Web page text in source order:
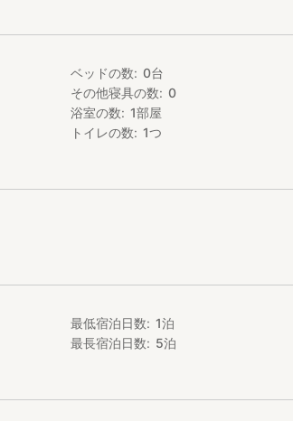
切のお宿になります。
とから「やまどり」と名づけました。
作り体験
た体験をご経験ください。
をご用意しております。
ベッドの数 0台
その他寝具の数
0
浴室の数
1部屋
トイレの数
1つ
最低宿泊日数 1泊
最長宿泊日数
5泊